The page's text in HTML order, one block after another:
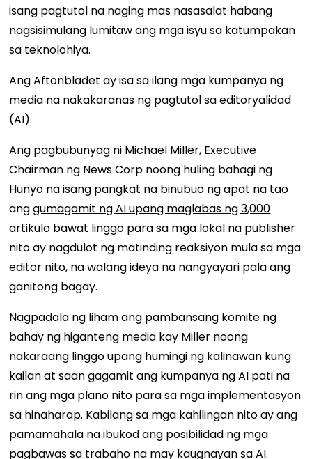
isang pagtutol na naging mas nasasalat habang
nagsisimulang lumitaw ang mga isyu sa katumpakan
sa teknolohiya.
Ang Aftonbladet ay isa sa ilang mga kumpanya ng
media na nakakaranas ng pagtutol sa editoryalidad
(AI).
Ang pagbubunyag ni Michael Miller, Executive
Chairman ng News Corp noong huling bahagi ng
Hunyo na isang pangkat na binubuo ng apat na tao
anggumagamit ng AI upang maglabas ng 3,000
artikulo bawat linggo para sa mga lokal na publisher
nito ay nagdulot ng matinding reaksiyon mula sa mga
editor nito, na walang ideya na nangyayari pala ang
ganitong bagay.
Nagpadala ng lihamang pambansang komite ng
bahay ng higanteng media kay Miller noong
nakaraang linggo upang humingi ng kalinawan kung
kailan at saan gagamit ang kumpanya ng AI pati na
rin ang mga plano nito para sa mga implementasyon
sa hinaharap. Kabilang sa mga kahilingan nito ay ang
pamamahala na ibukod ang posibilidad ng mga
pagbawas sa trabaho na may kaugnayan sa AI.